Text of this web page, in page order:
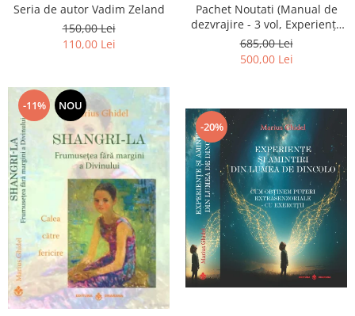
Seria de autor Vadim Zeland
150,00 Lei
110,00 Lei
Pachet Noutati (Manual de
dezvrajire - 3 vol, Experiențe
și amintiri, Rugăciunile
Luceafarului de dimineata) -
Marius Ghidel
685,00 Lei
500,00 Lei
-11% NOU
-20%